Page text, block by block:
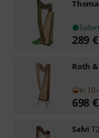
289 €
Roth
In
698 €
Salvi